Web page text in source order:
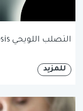
التصلب اللويحي Multiple Sclerosis
للمزيد